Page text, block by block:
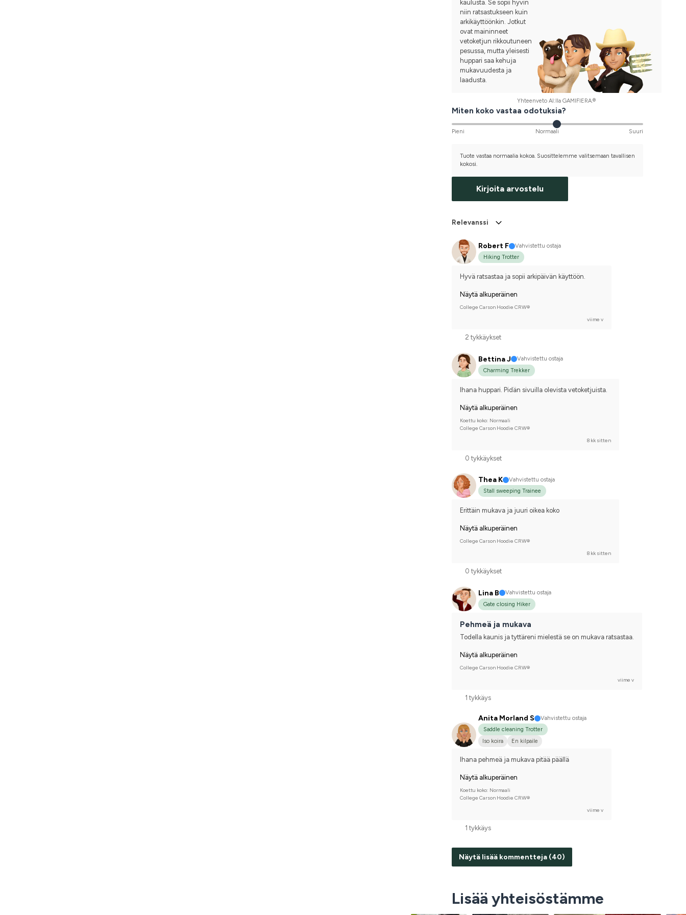
kaulusta. Se sopii hyvin
niin ratsastukseen kuin
arkikäyttöönkin. Jotkut
ovat maininneet
vetoketjun rikkoutuneen
pesussa, mutta yleisesti
huppari saa kehuja
mukavuudesta ja
laadusta.
Yhteenveto AI:lla GAMIFIERA.®
Miten koko vastaa odotuksia?
Pieni Normaali Suuri
Tuote vastaa normaalia kokoa. Suosittelemme valitsemaan tavallisen
kokosi.
Kirjoita arvostelu
Relevanssi
Robert F
Vahvistettu ostaja
Hiking Trotter
Hyvä ratsastaa ja sopii arkipäivän käyttöön.
Näytä alkuperäinen
College Carson Hoodie CRW®
viime v
2 tykkäykset
Bettina J
Vahvistettu ostaja
Charming Trekker
Ihana huppari. Pidän sivuilla olevista vetoketjuista.
Näytä alkuperäinen
Koettu koko: Normaali
College Carson Hoodie CRW®
8 kk sitten
0 tykkäykset
Thea K
Vahvistettu ostaja
Stall sweeping Trainee
Erittäin mukava ja juuri oikea koko
Näytä alkuperäinen
College Carson Hoodie CRW®
8 kk sitten
0 tykkäykset
Lina B
Vahvistettu ostaja
Gate closing Hiker
Pehmeä ja mukava
Todella kaunis ja tyttäreni mielestä se on mukava ratsastaa.
Näytä alkuperäinen
College Carson Hoodie CRW®
viime v
1 tykkäys
Anita Morland S
Vahvistettu ostaja
Saddle cleaning Trotter
Iso koira
En kilpaile
Ihana pehmeä ja mukava pitää päällä
Näytä alkuperäinen
Koettu koko: Normaali
College Carson Hoodie CRW®
viime v
1 tykkäys
Näytä lisää kommentteja (40)
Lisää yhteisöstämme